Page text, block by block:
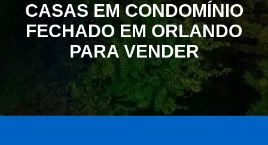
CASAS EM CONDOMÍNIO
FECHADO EM ORLANDO
PARA VENDER